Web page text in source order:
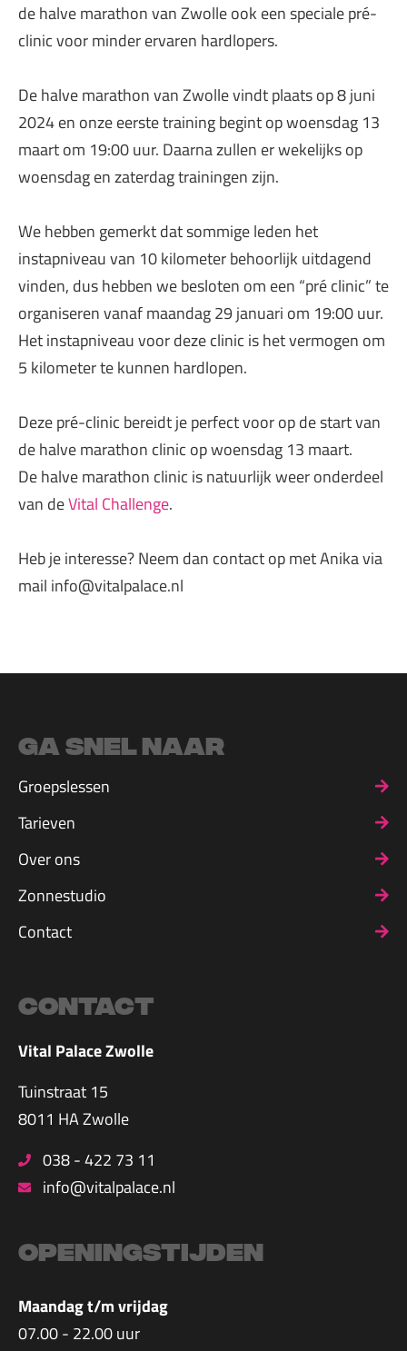
de halve marathon van Zwolle ook een speciale pré-
clinic voor minder ervaren hardlopers.
De halve marathon van Zwolle vindt plaats op 8 juni
2024 en onze eerste training begint op woensdag 13
maart om 19:00 uur. Daarna zullen er wekelijks op
woensdag en zaterdag trainingen zijn.
We hebben gemerkt dat sommige leden het
instapniveau van 10 kilometer behoorlijk uitdagend
vinden, dus hebben we besloten om een “pré clinic” te
organiseren vanaf maandag 29 januari om 19:00 uur.
Het instapniveau voor deze clinic is het vermogen om
5 kilometer te kunnen hardlopen.
Deze pré-clinic bereidt je perfect voor op de start van
de halve marathon clinic op woensdag 13 maart.
De halve marathon clinic is natuurlijk weer onderdeel
van deVital Challenge.
Heb je interesse? Neem dan contact op met Anika via
mail info@vitalpalace.nl
Ga snel naar
Groepslessen
Tarieven
Over ons
Zonnestudio
Contact
Contact
Vital Palace Zwolle
Tuinstraat 15
8011 HA Zwolle
038 - 422 73 11
info@vitalpalace.nl
Openingstijden
Maandag t/m vrijdag
07.00 - 22.00 uur